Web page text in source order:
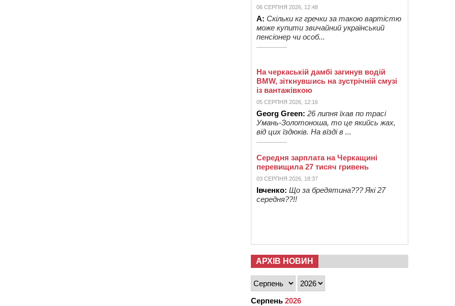
06 СЕРПНЯ 2026, 12:48
А: Скільки кг гречки за такою вартістю
може купити звичайний український
пенсіонер чи особ...
На черкаській дамбі загинув водій
BMW, зіткнувшись на зустрічній смузі
із вантажівкою
05 СЕРПНЯ 2026, 12:16
Georg Green: 26 липня їхав по трасі
Умань-Золотоноша, то це якийсь жах,
від цих їздюків. На вїзді в ...
Середня зарплата на Черкащині
перевищила 27 тисяч гривень
03 СЕРПНЯ 2026, 18:37
Івченко: Що за бредятина??? Які 27
середня??!!
АРХІВ НОВИН
Серпень 2026